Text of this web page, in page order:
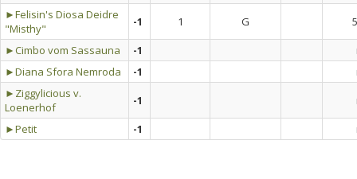
►Felisin's Diosa Deidre
"Misthy"
-1 1 G
►Cimbo vom Sassauna
-1
►Diana Sfora Nemroda
-1
►Ziggylicious v.
Loenerhof
-1
►Petit
-1